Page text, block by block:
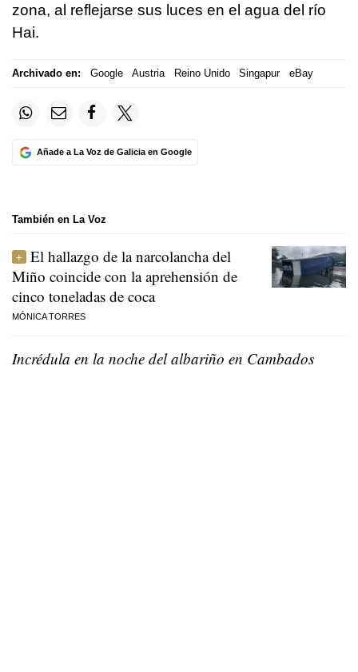
zona, al reflejarse sus luces en el agua del río
Hai.
Archivado en: Google Austria Reino Unido Singapur eBay
Añade a La Voz de Galicia en Google
También en La Voz
El hallazgo de la narcolancha del
Miño coincide con la aprehensión de
cinco toneladas de coca
MÓNICA TORRES
Incrédula en la noche del albariño en Cambados